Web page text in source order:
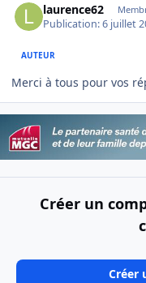
laurence62
Publication:6 juillet
AUTEUR
Merci à tous pour vos
Créer un
Créer